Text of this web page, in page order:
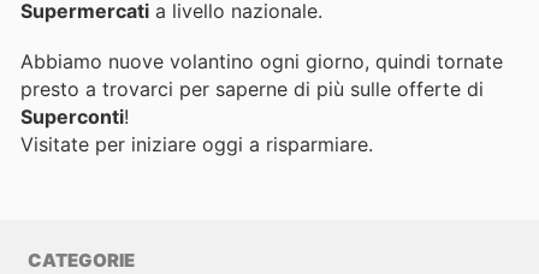
Supermercati a livello nazionale.
Abbiamo nuove volantino ogni giorno, quindi tornate
presto a trovarci per saperne di più sulle offerte di
Superconti!
Visitate per iniziare oggi a risparmiare.
CATEGORIE